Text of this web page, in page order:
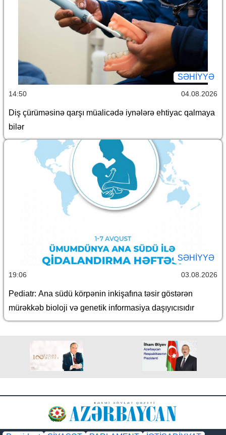
SƏHIYYƏ
14:50 04.08.2026
Diş çürüməsinə qarşı müalicədə iynələrə ehtiyac qalmaya
bilər
SƏHIYYƏ
19:06 03.08.2026
Pediatr: Ana südü körpənin inkişafına təsir göstərən
mürəkkəb bioloji və genetik informasiya daşıyıcısıdır